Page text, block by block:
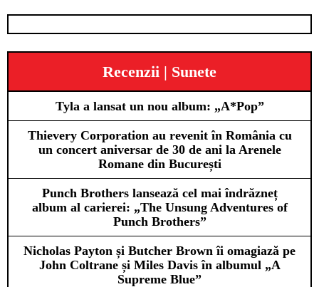
Recenzii | Sunete
Tyla a lansat un nou album: „A*Pop”
Thievery Corporation au revenit în România cu
un concert aniversar de 30 de ani la Arenele
Romane din București
Punch Brothers lansează cel mai îndrăzneț
album al carierei: „The Unsung Adventures of
Punch Brothers”
Nicholas Payton și Butcher Brown îi omagiază pe
John Coltrane și Miles Davis în albumul „A
Supreme Blue”